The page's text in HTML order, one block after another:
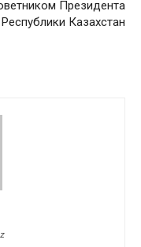
Президента
Республики Казахстан